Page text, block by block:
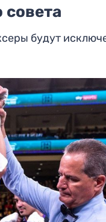
совета
будут